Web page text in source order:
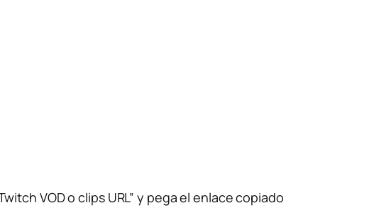
VOD o clips URL” y pega el enlace copiado